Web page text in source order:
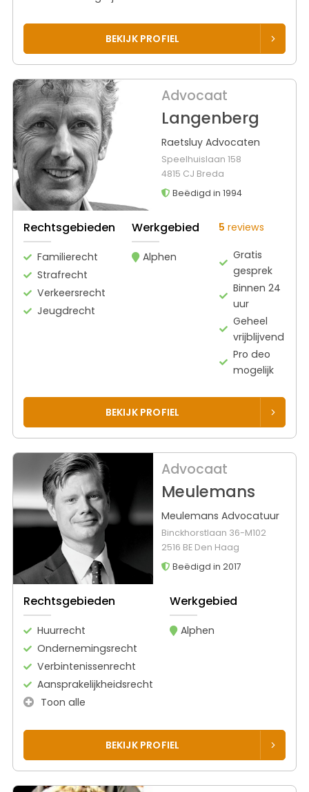
BEKIJK PROFIEL
Advocaat
Langenberg
Raetsluy Advocaten
Speelhuislaan 158
4815 CJ Breda
Beëdigd in 1994
Rechtsgebieden
Familierecht
Strafrecht
Verkeersrecht
Jeugdrecht
Werkgebied
Alphen
5 reviews
Gratis
gesprek
Binnen 24
uur
Geheel
vrijblijvend
Pro deo
mogelijk
BEKIJK PROFIEL
Advocaat
Meulemans
Meulemans Advocatuur
Binckhorstlaan 36-M102
2516 BE Den Haag
Beëdigd in 2017
Rechtsgebieden
Huurrecht
Ondernemingsrecht
Verbintenissenrecht
Aansprakelijkheidsrecht
Toon alle
Werkgebied
Alphen
BEKIJK PROFIEL